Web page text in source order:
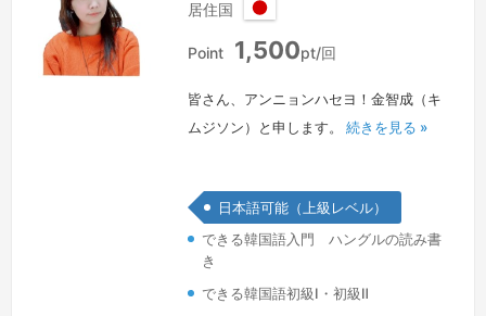
居住国
日
本
Point 1,500pt/回
皆さん、アンニョンハセヨ！金智成（キ
ムジソン）と申します。 続きを見る »
日本語可能（上級レベル）
できる韓国語入門 ハングルの読み書
き
できる韓国語初級Ⅰ・初級Ⅱ